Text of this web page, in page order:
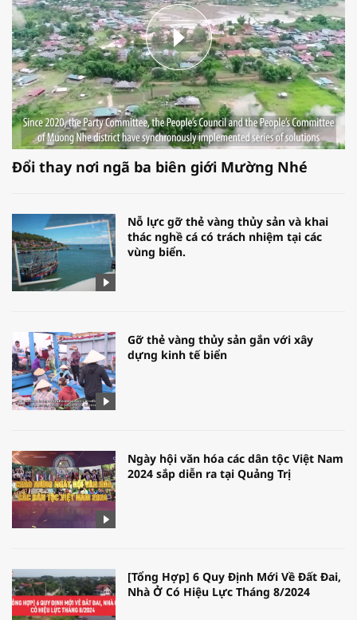
Đổi thay nơi ngã ba biên giới Mường Nhé
Nỗ lực gỡ thẻ vàng thủy sản và khai
thác nghề cá có trách nhiệm tại các
vùng biển.
Gỡ thẻ vàng thủy sản gắn với xây
dựng kinh tế biển
Ngày hội văn hóa các dân tộc Việt Nam
2024 sắp diễn ra tại Quảng Trị
[Tổng Hợp] 6 Quy Định Mới Về Đất Đai,
Nhà Ở Có Hiệu Lực Tháng 8/2024